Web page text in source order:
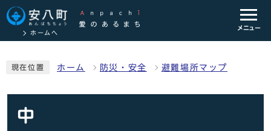
ホームへ
メニュー
現在位置 ホーム 防災・安全 避難場所マップ
中